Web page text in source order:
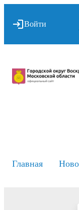
Войти
Главная